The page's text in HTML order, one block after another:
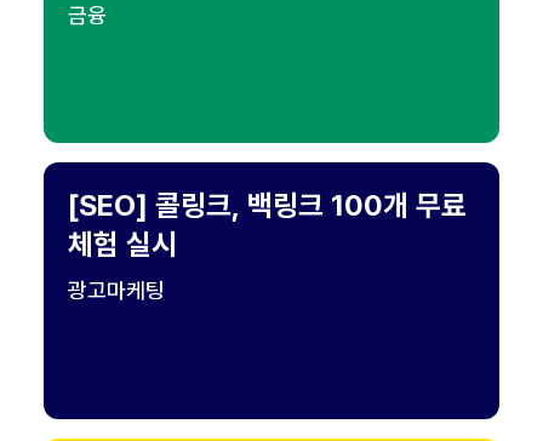
금융
[SEO] 콜링크, 백링크 100개 무료
체험 실시
광고마케팅